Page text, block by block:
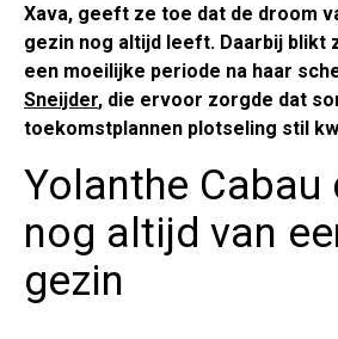
Xava, geeft ze toe dat de droom
gezin nog altijd leeft. Daarbij blikt
een moeilijke periode na haar
Sneijder, die ervoor zorgde dat
toekomstplannen plotseling stil
Yolanthe
nog altijd van
gezin